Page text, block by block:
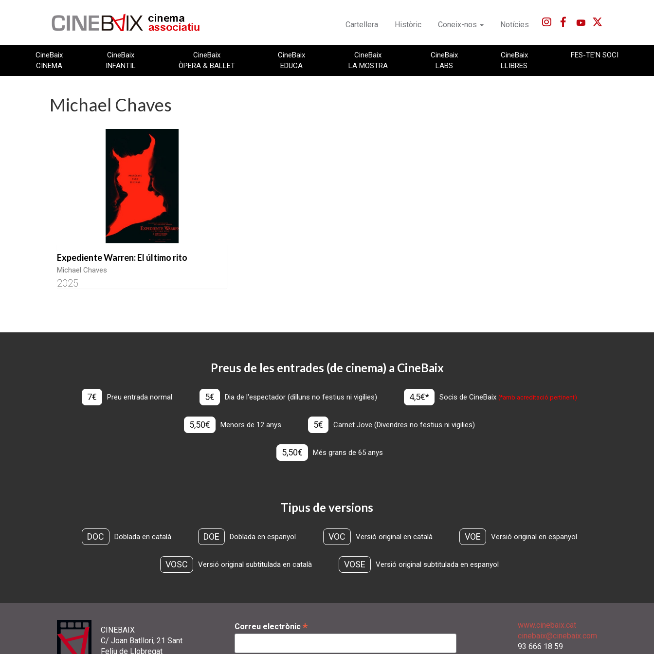
Cartellera Històric Coneix-nos Notícies
CineBaix
CINEMA
CineBaix
INFANTIL
CineBaix
ÒPERA & BALLET
CineBaix
EDUCA
CineBaix
LA MOSTRA
CineBaix
LABS
CineBaix
LLIBRES
FES-TE'N SOCI
Michael Chaves
Expediente Warren: El último rito
Michael Chaves
2025
Preus de les entrades (de cinema) a CineBaix
7€ Preu entrada normal 5€ Dia de l'espectador (dilluns no festius ni vigilies) 4,5€* Socis de CineBaix(*amb acreditació pertinent)
5,50€ Menors de 12 anys 5€ Carnet Jove (Divendres no festius ni vigilies)
5,50€ Més grans de 65 anys
Tipus de versions
DOC Doblada en català DOE Doblada en espanyol VOC Versió original en català VOE Versió original en espanyol
VOSC Versió original subtitulada en català VOSE Versió original subtitulada en espanyol
CINEBAIX
C/ Joan Batllori, 21 Sant
Feliu de Llobregat
Correu electrònic *
www.cinebaix.cat
cinebaix@cinebaix.com
93 666 18 59